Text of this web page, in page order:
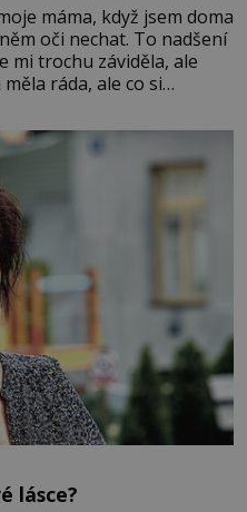
máma, když jsem doma
oči nechat. To nadšení
mi trochu záviděla, ale
ráda, ale co si
jiná doba, když
lásce?